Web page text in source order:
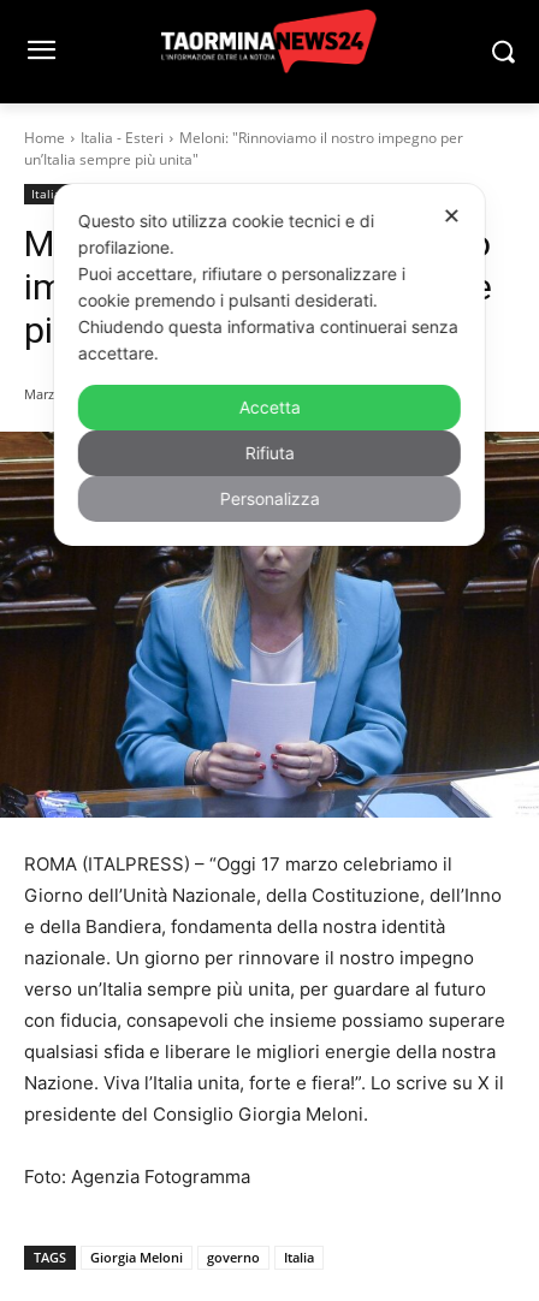
Home Italia - Esteri
Meloni: "Rinnoviamo il nostro impegno per
un’Italia sempre più unita"
Italia - Esteri
Meloni: “Rinnoviamo il nostro
impegno per un’Italia sempre
più unita”
Marzo 17, 2024
ROMA (ITALPRESS) – “Oggi 17 marzo celebriamo il
Giorno dell’Unità Nazionale, della Costituzione, dell’Inno
e della Bandiera, fondamenta della nostra identità
nazionale. Un giorno per rinnovare il nostro impegno
verso un’Italia sempre più unita, per guardare al futuro
con fiducia, consapevoli che insieme possiamo superare
qualsiasi sfida e liberare le migliori energie della nostra
Nazione. Viva l’Italia unita, forte e fiera!”. Lo scrive su X il
presidente del Consiglio Giorgia Meloni.
Foto: Agenzia Fotogramma
TAGS Giorgia Meloni governo Italia
✕
Questo sito utilizza cookie tecnici e di
profilazione.
Puoi accettare, rifiutare o personalizzare i
cookie premendo i pulsanti desiderati.
Chiudendo questa informativa continuerai senza
accettare.
Accetta
Rifiuta
Personalizza